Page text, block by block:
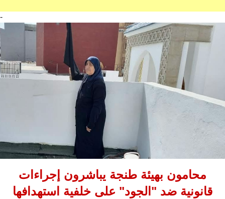
-
محامون بهيئة طنجة يباشرون إجراءات
قانونية ضد "الجود" على خلفية استهدافها